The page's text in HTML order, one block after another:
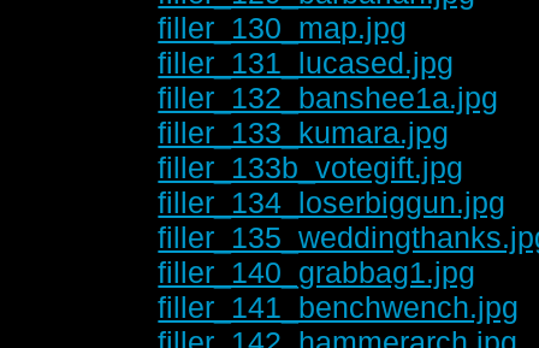
filler_130_map.jpg
filler_131_lucased.jpg
filler_132_banshee1a.jpg
filler_133_kumara.jpg
filler_133b_votegift.jpg
filler_134_loserbiggun.jpg
filler_140_grabbag1.jpg
filler_141_benchwench.jpg